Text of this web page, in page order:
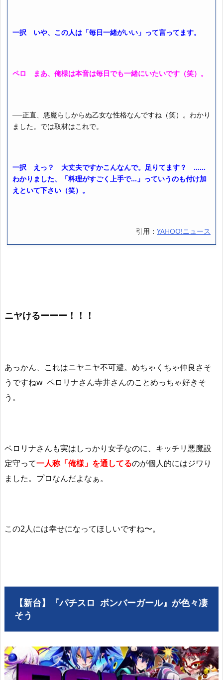
一択 いや、この人は「毎日一緒がいい」って言ってます。
ペロ まあ、俺様は本音は毎日でも一緒にいたいです（笑）。
──正直、悪魔らしからぬ乙女な性格なんですね（笑）。わかり
ました。では取材はこれで。
一択 えっ？ 大丈夫ですかこんなんで。足りてます？ ……
わかりました、「料理がすごく上手で…」っていうのも付け加
えといて下さい（笑）。
引用： YAHOO!ニュース
ニヤけるーーー！！！
あっかん、これはニヤニヤ不可避。めちゃくちゃ仲良さそ
うですねw ペロリナさん寺井さんのことめっちゃ好きそ
う。
ペロリナさんも実はしっかり女子なのに、キッチリ悪魔設
定守って一人称「俺様」を通してるのが個人的にはジワり
ました。プロなんだよなぁ。
この2人には幸せになってほしいですね〜。
【新台】『パチスロ ボンバーガール』が色々凄
そう